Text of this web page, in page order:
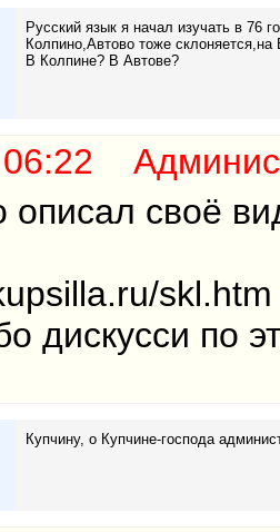
Русский язык я начал изучать в 76
Колпино,Автово тоже склоняется,на
В Колпине? В Автове?
06:22
описал своё
skl.htm
дискусси по
Купчину, о Купчине-господа